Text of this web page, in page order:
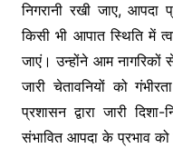
निगरानी रखी जाए,
किसी भी आपात स्थिति में
जाएं। उन्होंने आम नागरिकों
जारी चेतावनियों को
प्रशासन द्वारा जारी
संभावित आपदा के प्रभाव